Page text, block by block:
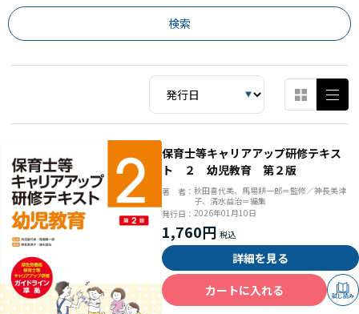
保育士等キャリアアップ研修テキス
ト ２ 幼児教育 第２版
著 者： 秋田喜代美、馬場耕一郎＝監修／神長美津
子、清水益治＝編集
発行日： 2026年01月10日
1,760円
詳細を見る
カートに入れる
試し読み